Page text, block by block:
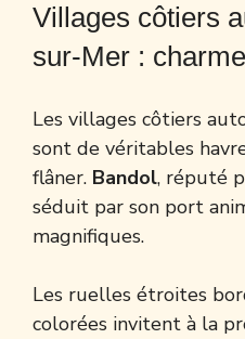
Villages côtiers
sur-Mer :
Les villages côtiers
sont de véritables
flâner. Bandol, réputé
séduit par son port
magnifiques.
Les ruelles étroites
colorées invitent à la